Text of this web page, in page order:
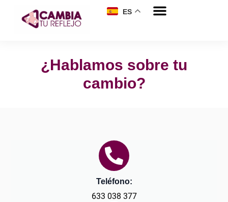
ES
¿Hablamos sobre tu
cambio?
Teléfono:
633 038 377